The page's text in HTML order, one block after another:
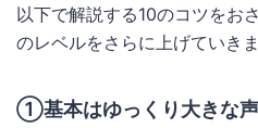
以下で解説する10のコツをお
のレベルをさらに上げていきま
①基本はゆっくり大きな